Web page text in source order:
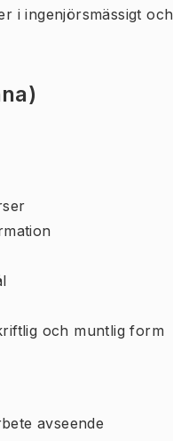
i ingenjörsmässigt och
och muntlig form
avseende